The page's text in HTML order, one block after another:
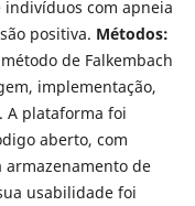
com apneia
positiva. Métodos:
de Falkembach
implementação,
A plataforma foi
aberto, com
armazenamento de
usabilidade foi